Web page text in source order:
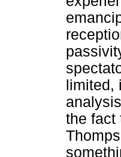
limited,
the fact